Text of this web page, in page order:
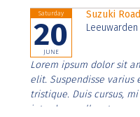
Saturday
20
JUNE
Suzuki
Leeuwarden
Lorem ipsum dolor sit
elit. Suspendisse
tristique. Duis cursus,
interdum nulla, ut